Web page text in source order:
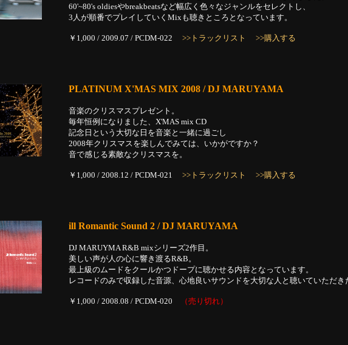
60'~80's oldiesやbreakbeatsなど幅広く色々なジャンルをセレクトし、
3人が順番でプレイしていくMixも聴きところとなっています。
￥1,000 / 2009.07 / PCDM-022 >>トラックリスト >>購入する
PLATINUM X'MAS MIX 2008 / DJ MARUYAMA
音楽のクリスマスプレゼント。
毎年恒例になりました、X'MAS mix CD
記念日という大切な日を音楽と一緒に過ごし
2008年クリスマスを楽しんでみては、いかがですか？
音で感じる素敵なクリスマスを。
￥1,000 / 2008.12 / PCDM-021 >>トラックリスト >>購入する
ill Romantic Sound 2 / DJ MARUYAMA
DJ MARUYMA R&B mixシリーズ2作目。
美しい声が人の心に響き渡るR&B。
最上級のムードをクールかつドープに聴かせる内容となっています。
レコードのみで収録した音源、心地良いサウンドを大切な人と聴いていただき
￥1,000 / 2008.08 / PCDM-020 （売り切れ）